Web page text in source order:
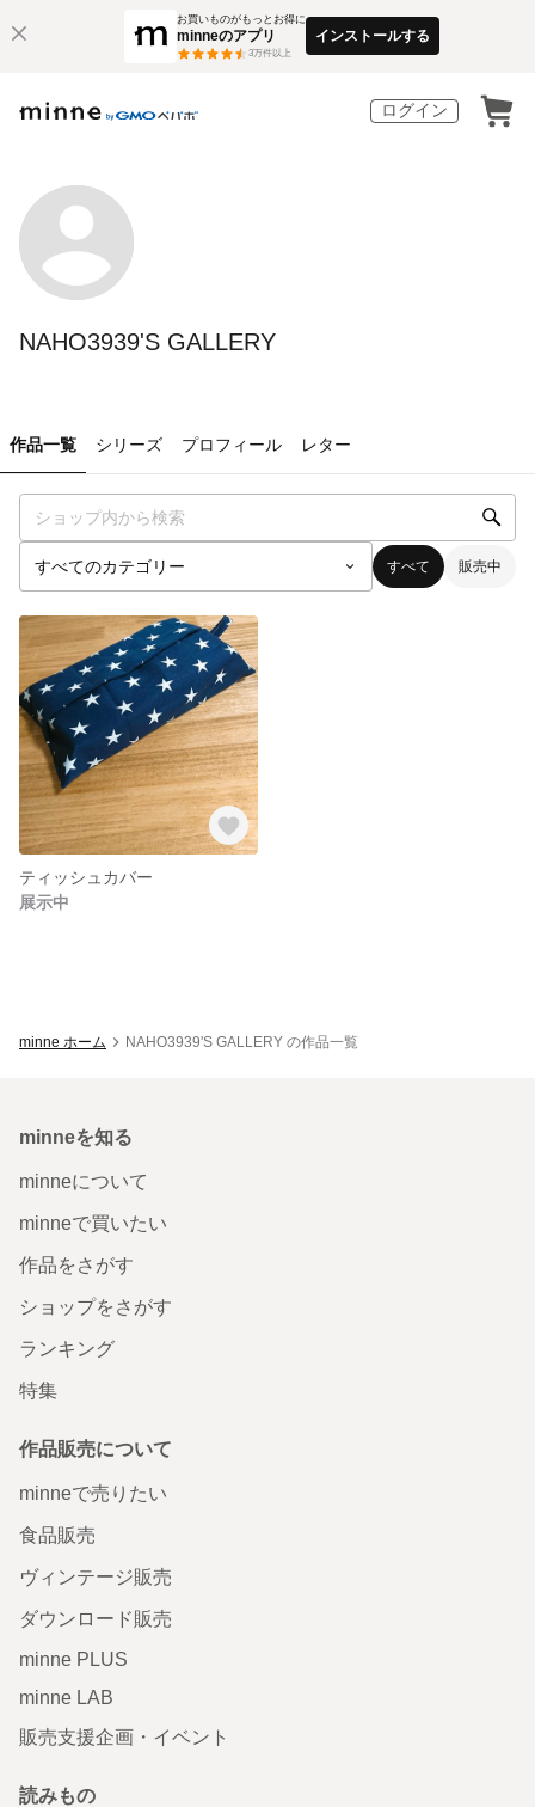
お買いものがもっとお得に
minneのアプリ
3万件以上
インストールする
ログイン
NAHO3939'S GALLERY
作品一覧 シリーズ プロフィール レター
すべて 販売中
ティッシュカバー
展示中
minne ホーム NAHO3939'S GALLERY の作品一覧
minneを知る
minneについて
minneで買いたい
作品をさがす
ショップをさがす
ランキング
特集
作品販売について
minneで売りたい
食品販売
ヴィンテージ販売
ダウンロード販売
minne PLUS
minne LAB
販売支援企画・イベント
読みもの